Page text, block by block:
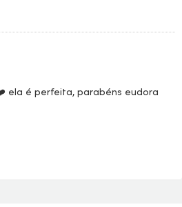
ela é perfeita, parabéns eudora